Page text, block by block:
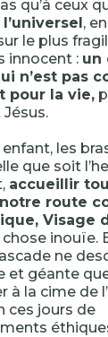
qu’à ceux
,
le plus
innocent : un
n’est pas
pour la vie,
Jésus.
les
que soit
accueillir
route
Visage
inouïe.
ne
et géante
à la cime de
ces jours de